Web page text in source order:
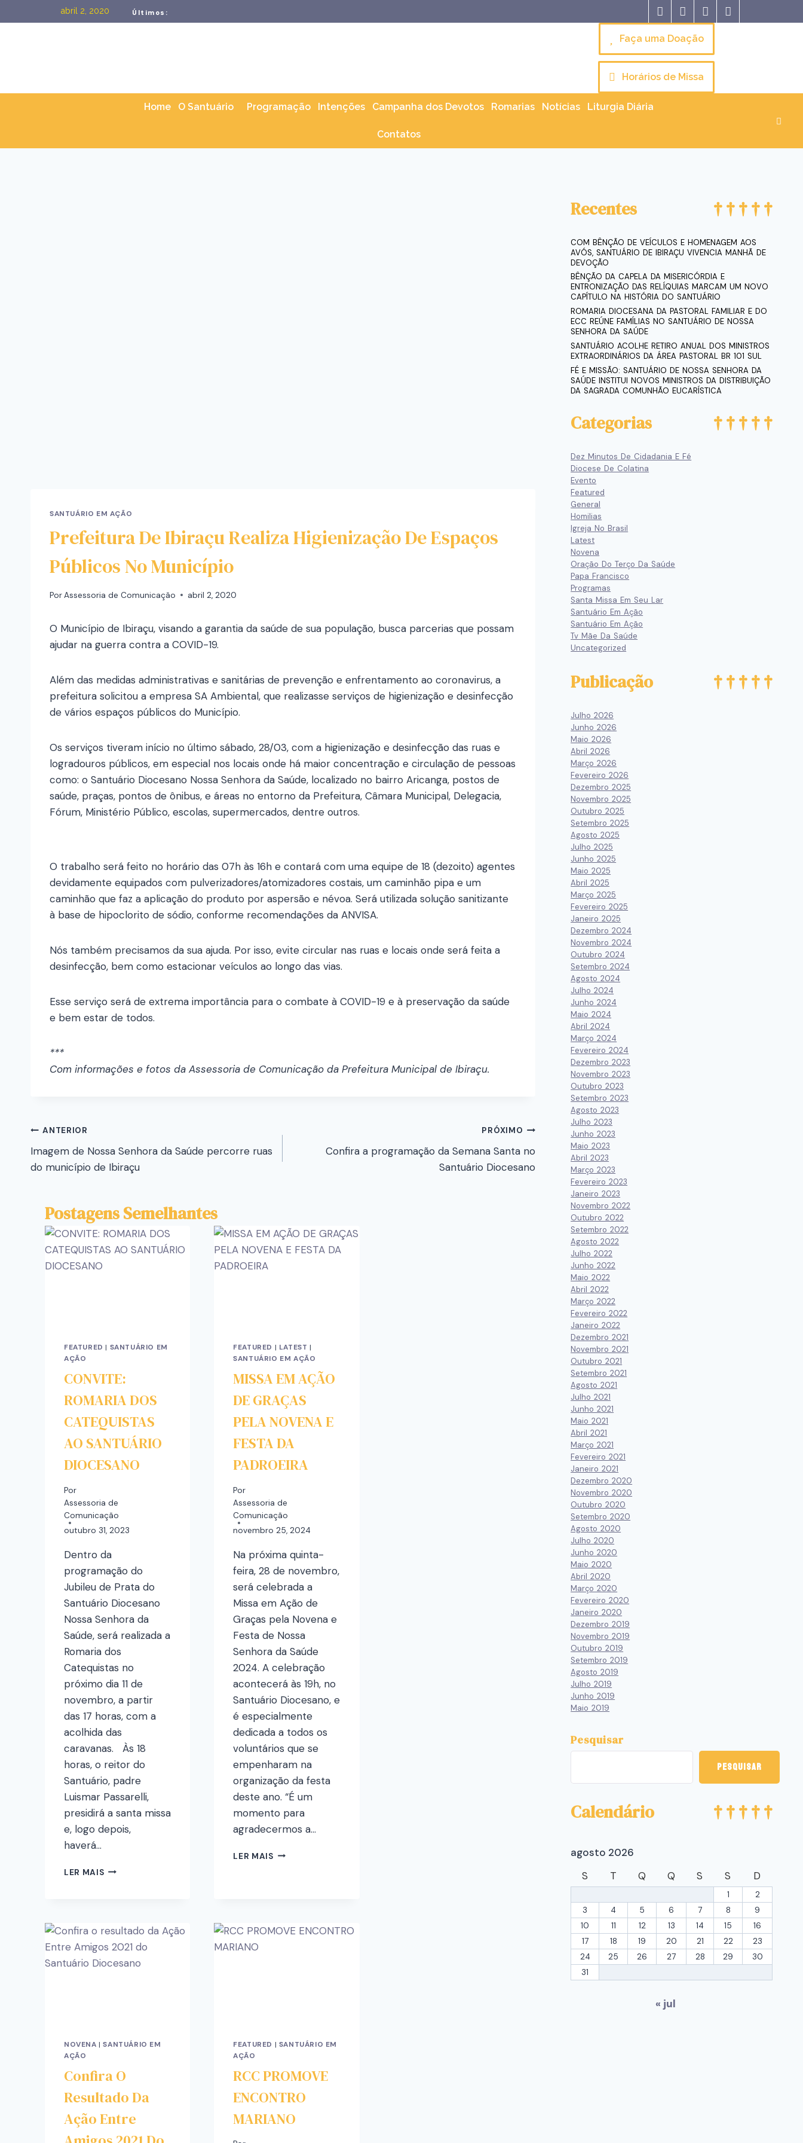
abril 2, 2020 Últimos:
Faça uma Doação
Horários de Missa
Home O Santuário Programação Intenções Campanha dos Devotos Romarias Notícias Liturgia Diária
Contatos
SANTUÁRIO EM AÇÃO
Prefeitura De Ibiraçu Realiza Higienização De Espaços
Públicos No Município
PorAssessoria de Comunicação abril 2, 2020
O Município de Ibiraçu, visando a garantia da saúde de sua população, busca parcerias que possam
ajudar na guerra contra a COVID-19.
Além das medidas administrativas e sanitárias de prevenção e enfrentamento ao coronavirus, a
prefeitura solicitou a empresa SA Ambiental, que realizasse serviços de higienização e desinfecção
de vários espaços públicos do Município.
Os serviços tiveram início no último sábado, 28/03, com a higienização e desinfecção das ruas e
logradouros públicos, em especial nos locais onde há maior concentração e circulação de pessoas
como: o Santuário Diocesano Nossa Senhora da Saúde, localizado no bairro Aricanga, postos de
saúde, praças, pontos de ônibus, e áreas no entorno da Prefeitura, Câmara Municipal, Delegacia,
Fórum, Ministério Público, escolas, supermercados, dentre outros.
O trabalho será feito no horário das 07h às 16h e contará com uma equipe de 18 (dezoito) agentes
devidamente equipados com pulverizadores/atomizadores costais, um caminhão pipa e um
caminhão que faz a aplicação do produto por aspersão e névoa. Será utilizada solução sanitizante
à base de hipoclorito de sódio, conforme recomendações da ANVISA.
Nós também precisamos da sua ajuda. Por isso, evite circular nas ruas e locais onde será feita a
desinfecção, bem como estacionar veículos ao longo das vias.
Esse serviço será de extrema importância para o combate à COVID-19 e à preservação da saúde
e bem estar de todos.
***
Com informações e fotos da Assessoria de Comunicação da Prefeitura Municipal de Ibiraçu.
ANTERIOR
Imagem de Nossa Senhora da Saúde percorre ruas
do município de Ibiraçu
PRÓXIMO
Confira a programação da Semana Santa no
Santuário Diocesano
Postagens Semelhantes
FEATURED | SANTUÁRIO EM
AÇÃO
CONVITE:
ROMARIA DOS
CATEQUISTAS
AO SANTUÁRIO
DIOCESANO
Por
Assessoria de
Comunicação
outubro 31, 2023
Dentro da
programação do
Jubileu de Prata do
Santuário Diocesano
Nossa Senhora da
Saúde, será realizada a
Romaria dos
Catequistas no
próximo dia 11 de
novembro, a partir
das 17 horas, com a
acolhida das
caravanas. Às 18
horas, o reitor do
Santuário, padre
Luismar Passarelli,
presidirá a santa missa
e, logo depois,
haverá…
LER MAIS
FEATURED | LATEST |
SANTUÁRIO EM AÇÃO
MISSA EM AÇÃO
DE GRAÇAS
PELA NOVENA E
FESTA DA
PADROEIRA
Por
Assessoria de
Comunicação
novembro 25, 2024
Na próxima quinta-
feira, 28 de novembro,
será celebrada a
Missa em Ação de
Graças pela Novena e
Festa de Nossa
Senhora da Saúde
2024. A celebração
acontecerá às 19h, no
Santuário Diocesano, e
é especialmente
dedicada a todos os
voluntários que se
empenharam na
organização da festa
deste ano. “É um
momento para
agradecermos a…
LER MAIS
NOVENA |SANTUÁRIO EM
AÇÃO
Confira O
Resultado Da
Ação Entre
FEATURED | SANTUÁRIO EM
AÇÃO
RCC PROMOVE
ENCONTRO
MARIANO
Recentes
COM BÊNÇÃO DE VEÍCULOS E HOMENAGEM AOS
AVÓS, SANTUÁRIO DE IBIRAÇU VIVENCIA MANHÃ DE
DEVOÇÃO
BÊNÇÃO DA CAPELA DA MISERICÓRDIA E
ENTRONIZAÇÃO DAS RELÍQUIAS MARCAM UM NOVO
CAPÍTULO NA HISTÓRIA DO SANTUÁRIO
ROMARIA DIOCESANA DA PASTORAL FAMILIAR E DO
ECC REÚNE FAMÍLIAS NO SANTUÁRIO DE NOSSA
SENHORA DA SAÚDE
SANTUÁRIO ACOLHE RETIRO ANUAL DOS MINISTROS
EXTRAORDINÁRIOS DA ÁREA PASTORAL BR 101 SUL
FÉ E MISSÃO: SANTUÁRIO DE NOSSA SENHORA DA
SAÚDE INSTITUI NOVOS MINISTROS DA DISTRIBUIÇÃO
DA SAGRADA COMUNHÃO EUCARÍSTICA
Categorias
Dez Minutos De Cidadania E Fé
Diocese De Colatina
Evento
Featured
General
Homilias
Igreja No Brasil
Latest
Novena
Oração Do Terço Da Saúde
Papa Francisco
Programas
Santa Missa Em Seu Lar
Santuário Em Ação
Santuário Em Ação
Tv Mãe Da Saúde
Uncategorized
Publicação
Julho 2026
Junho 2026
Maio 2026
Abril 2026
Março 2026
Fevereiro 2026
Dezembro 2025
Novembro 2025
Outubro 2025
Setembro 2025
Agosto 2025
Julho 2025
Junho 2025
Maio 2025
Abril 2025
Março 2025
Fevereiro 2025
Janeiro 2025
Dezembro 2024
Novembro 2024
Outubro 2024
Setembro 2024
Agosto 2024
Julho 2024
Junho 2024
Maio 2024
Abril 2024
Março 2024
Fevereiro 2024
Dezembro 2023
Novembro 2023
Outubro 2023
Setembro 2023
Agosto 2023
Julho 2023
Junho 2023
Maio 2023
Abril 2023
Março 2023
Fevereiro 2023
Janeiro 2023
Novembro 2022
Outubro 2022
Setembro 2022
Agosto 2022
Julho 2022
Junho 2022
Maio 2022
Abril 2022
Março 2022
Fevereiro 2022
Janeiro 2022
Dezembro 2021
Novembro 2021
Outubro 2021
Setembro 2021
Agosto 2021
Julho 2021
Junho 2021
Maio 2021
Abril 2021
Março 2021
Fevereiro 2021
Janeiro 2021
Dezembro 2020
Novembro 2020
Outubro 2020
Setembro 2020
Agosto 2020
Julho 2020
Junho 2020
Maio 2020
Abril 2020
Março 2020
Fevereiro 2020
Janeiro 2020
Dezembro 2019
Novembro 2019
Outubro 2019
Setembro 2019
Agosto 2019
Julho 2019
Junho 2019
Maio 2019
Pesquisar
Pesquisar
Calendário
agosto 2026
S
T Q Q S S D
1
2
3
4 5 6 7 8
9
10
11 12 13 14 15
16
17
18 19 20 21 22
23
24
25 26 27 28 29
30
31
« jul